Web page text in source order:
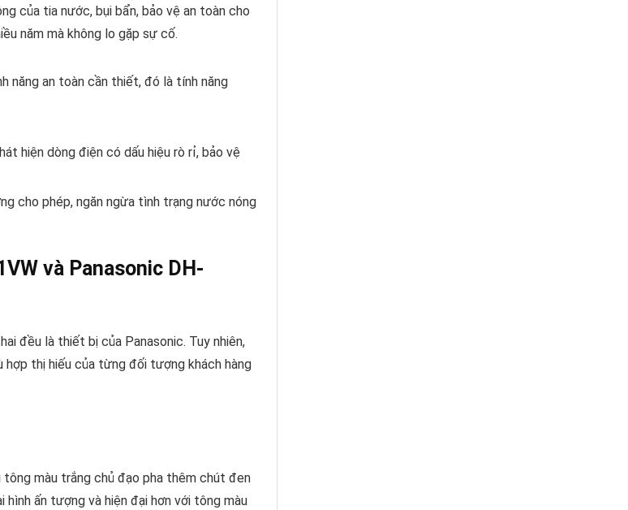
của tia nước, bụi bẩn, bảo vệ an toàn cho
năm mà không lo gặp sự cố.
năng an toàn cần thiết, đó là tính năng
hiện dòng điện có dấu hiệu rò rỉ, bảo vệ
cho phép, ngăn ngừa tình trạng nước nóng
và Panasonic DH-
đều là thiết bị của Panasonic. Tuy nhiên,
hợp thị hiếu của từng đối tượng khách hàng
màu trắng chủ đạo pha thêm chút đen
ấn tượng và hiện đại hơn với tông màu